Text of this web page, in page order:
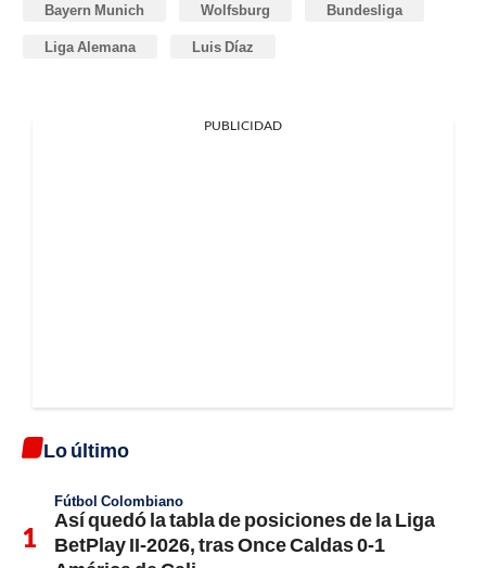
Bayern Munich Wolfsburg Bundesliga
Liga Alemana Luis Díaz
PUBLICIDAD
Lo último
Fútbol Colombiano
Así quedó la tabla de posiciones de la Liga
BetPlay II-2026, tras Once Caldas 0-1